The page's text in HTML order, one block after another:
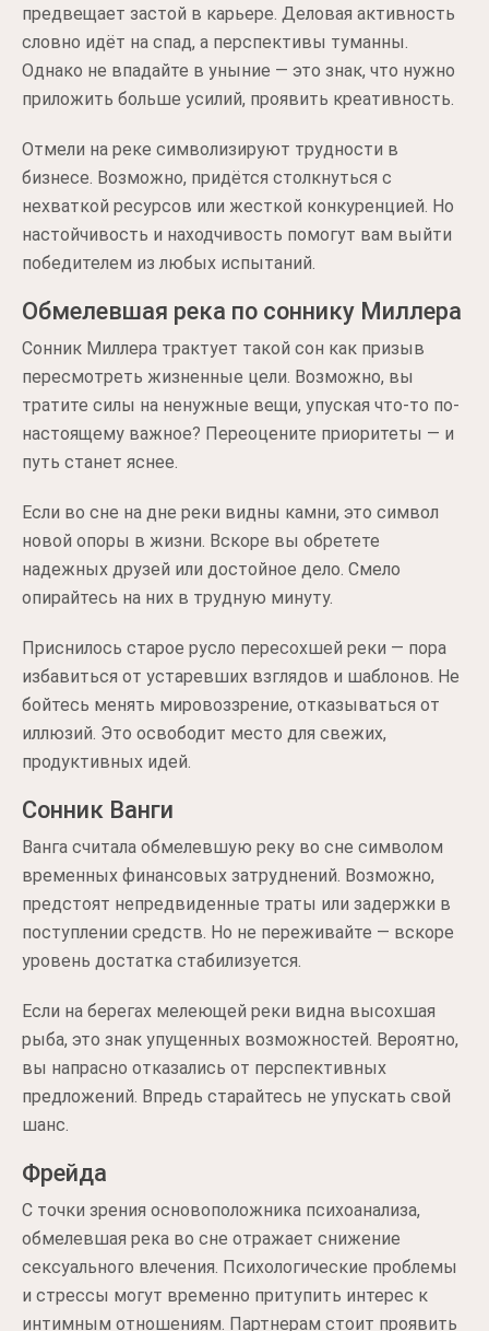
предвещает застой в карьере. Деловая активность
словно идёт на спад, а перспективы туманны.
Однако не впадайте в уныние — это знак, что нужно
приложить больше усилий, проявить креативность.
Отмели на реке символизируют трудности в
бизнесе. Возможно, придётся столкнуться с
нехваткой ресурсов или жесткой конкуренцией. Но
настойчивость и находчивость помогут вам выйти
победителем из любых испытаний.
Обмелевшая река по соннику Миллера
Сонник Миллера трактует такой сон как призыв
пересмотреть жизненные цели. Возможно, вы
тратите силы на ненужные вещи, упуская что-то по-
настоящему важное? Переоцените приоритеты — и
путь станет яснее.
Если во сне на дне реки видны камни, это символ
новой опоры в жизни. Вскоре вы обретете
надежных друзей или достойное дело. Смело
опирайтесь на них в трудную минуту.
Приснилось старое русло пересохшей реки — пора
избавиться от устаревших взглядов и шаблонов. Не
бойтесь менять мировоззрение, отказываться от
иллюзий. Это освободит место для свежих,
продуктивных идей.
Сонник Ванги
Ванга считала обмелевшую реку во сне символом
временных финансовых затруднений. Возможно,
предстоят непредвиденные траты или задержки в
поступлении средств. Но не переживайте — вскоре
уровень достатка стабилизуется.
Если на берегах мелеющей реки видна высохшая
рыба, это знак упущенных возможностей. Вероятно,
вы напрасно отказались от перспективных
предложений. Впредь старайтесь не упускать свой
шанс.
Фрейда
С точки зрения основоположника психоанализа,
обмелевшая река во сне отражает снижение
сексуального влечения. Психологические проблемы
и стрессы могут временно притупить интерес к
интимным отношениям. Партнерам стоит проявить